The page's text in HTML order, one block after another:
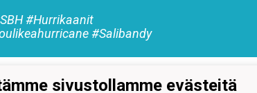
#Hurrikaanit
#Salibandy
sivustollamme evästeitä